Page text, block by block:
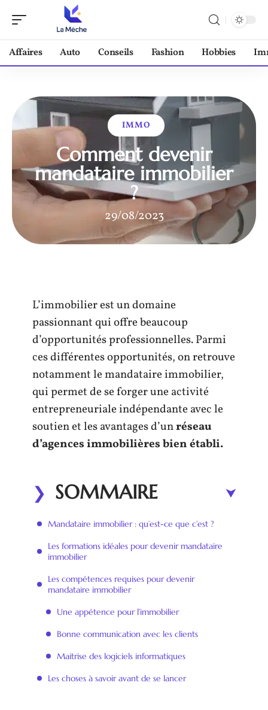
Affaires Auto Conseils Fashion Hobbies
IMMO
Comment devenir
mandataire immobilier
?
29/08/2023
L’immobilier est un domaine
passionnant qui offre beaucoup
d’opportunités professionnelles. Parmi
ces différentes opportunités, on retrouve
notamment le mandataire immobilier,
qui permet de se forger une activité
entrepreneuriale indépendante avec le
soutien et les avantages d’unréseau
d’agences immobilières bien établi.
SOMMAIRE
Mandataire immobilier : qu’est-ce que c’est ?
Les formations idéales pour devenir mandataire
immobilier
Les compétences requises pour devenir
mandataire immobilier
Une appétence pour l’immobilier
Bonne communication avec les clients
Maitrise des logiciels informatiques
Les choses à savoir avant de se lancer